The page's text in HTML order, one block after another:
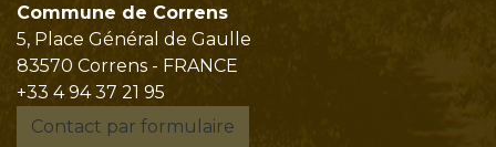
Commune de Correns
5, Place Général de Gaulle
83570 Correns - FRANCE
+33 4 94 37 21 95
Contact par formulaire